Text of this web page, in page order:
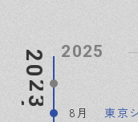
1
2
9
0
1
2
3
4
2025
8月
東京